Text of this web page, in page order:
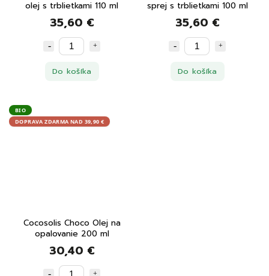
olej s trblietkami 110 ml
35,60 €
Do košíka
sprej s trblietkami 100 ml
35,60 €
Do košíka
BIO
DOPRAVA ZDARMA NAD 39,90 €
Cocosolis Choco Olej na
opalovanie 200 ml
30,40 €